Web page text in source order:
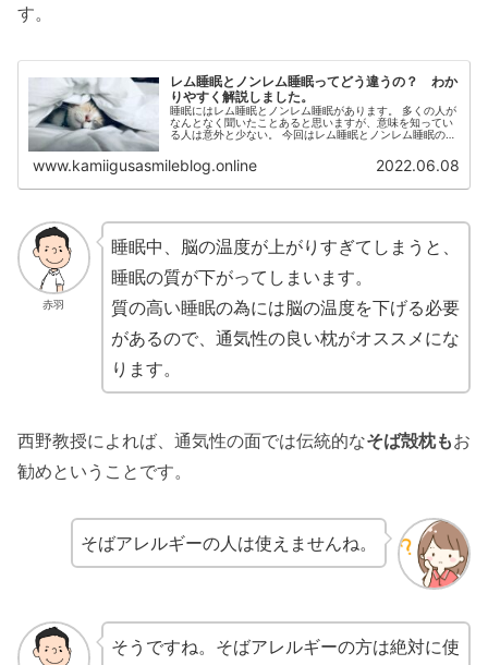
す。
レム睡眠とノンレム睡眠ってどう違うの？ わか
りやすく解説しました。
睡眠にはレム睡眠とノンレム睡眠があります。 多くの人が
なんとなく聞いたことあると思いますが、意味を知ってい
る人は意外と少ない。 今回はレム睡眠とノンレム睡眠の違
www.kamiigusasmileblog.online 2022.06.08
赤羽
睡眠中、脳の温度が上がりすぎてしまうと、
睡眠の質が下がってしまいます。
質の高い睡眠の為には脳の温度を下げる必要
があるので、通気性の良い枕がオススメにな
ります。
西野教授によれば、通気性の面では伝統的なそば殻枕もお
勧めということです。
そばアレルギーの人は使えませんね。
そうですね。そばアレルギーの方は絶対に使